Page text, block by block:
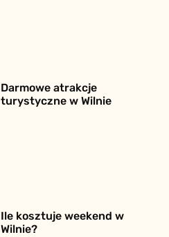
Darmowe atrakcje
turystyczne w Wilnie
Ile kosztuje weekend w
Wilnie?